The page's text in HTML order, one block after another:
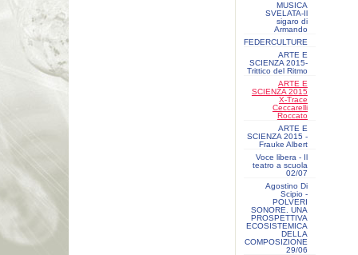
MUSICA
SVELATA-Il
sigaro di
Armando
FEDERCULTURE
ARTE E
SCIENZA 2015-
Trittico del Ritmo
ARTE E
SCIENZA 2015
X-Trace
Ceccarelli
Roccato
ARTE E
SCIENZA 2015 -
Frauke Albert
Voce libera - Il
teatro a scuola
02/07
Agostino Di
Scipio -
POLVERI
SONORE. UNA
PROSPETTIVA
ECOSISTEMICA
DELLA
COMPOSIZIONE
29/06